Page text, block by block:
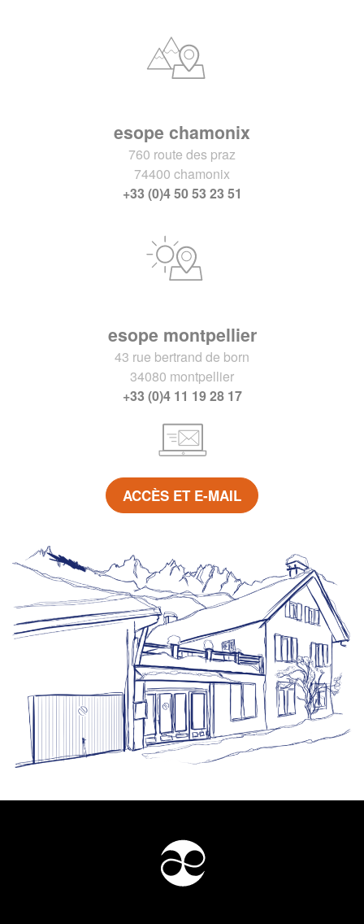
esope chamonix
760 route des praz
74400 chamonix
+33 (0)4 50 53 23 51
esope montpellier
43 rue bertrand de born
34080 montpellier
+33 (0)4 11 19 28 17
ACCÈS ET E-MAIL